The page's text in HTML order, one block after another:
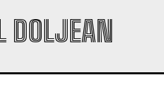
DOLJEAN